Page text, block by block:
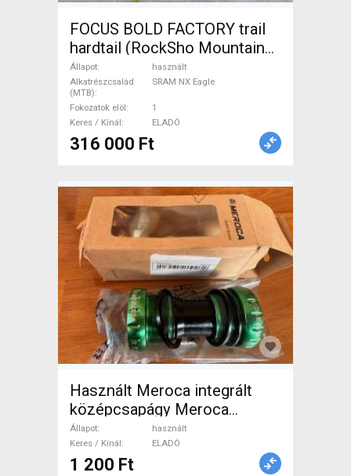
FOCUS BOLD FACTORY trail
hardtail (RockSho Mountain
Bike elöl teleszkópos SRAM
NX Eagle használt ELADÓ
Állapot
használt
Alkatrészcsalád
(MTB)
SRAM NX Eagle
Fokozatok elöl
1
Keres / Kínál
ELADÓ
316 000 Ft
Használt Meroca integrált
középcsapágy Meroca
Ceramic Bearings Bottom
Bracket Mountain Bike
Alkatrész, MTB
Állapot
használt
Keres / Kínál
ELADÓ
1 200 Ft